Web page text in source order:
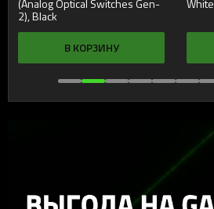
(Analog Optical Switches Gen-
2), Black
В КОРЗИНУ
White